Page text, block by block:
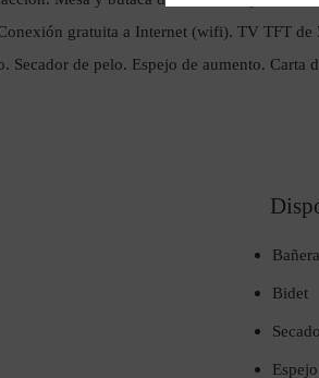
gratuita a Internet (wifi). TV TFT
Secador de pelo. Espejo de aumento. Carta
Bidet